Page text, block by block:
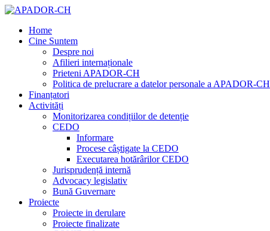
Home
Cine Suntem
Despre noi
Afilieri internaționale
Prieteni APADOR-CH
Politica de prelucrare a datelor personale a APADOR-CH
Finanțatori
Activități
Monitorizarea condițiilor de detenție
CEDO
Informare
Procese câștigate la CEDO
Executarea hotărârilor CEDO
Jurisprudență internă
Advocacy legislativ
Bună Guvernare
Proiecte
Proiecte in derulare
Proiecte finalizate